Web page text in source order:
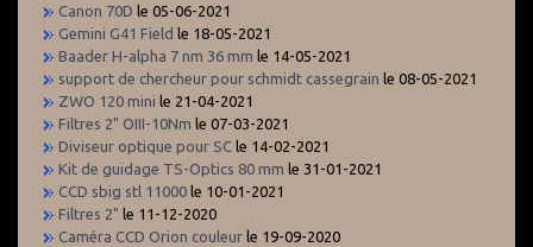
Canon 70D le 05-06-2021
Gemini G41 Field le 18-05-2021
Baader H-alpha 7 nm 36 mm le 14-05-2021
support de chercheur pour schmidt cassegrain le 08-05-2021
ZWO 120 mini le 21-04-2021
Filtres 2" OIII-10Nm le 07-03-2021
Diviseur optique pour SC le 14-02-2021
Kit de guidage TS-Optics 80 mm le 31-01-2021
CCD sbig stl 11000 le 10-01-2021
Filtres 2" le 11-12-2020
Caméra CCD Orion couleur le 19-09-2020